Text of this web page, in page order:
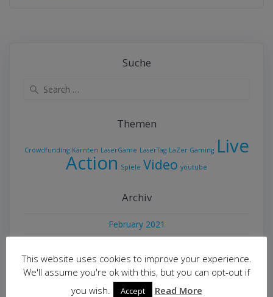
Suche
Themen
Crowdfunding Kärnten LaserGame LaserTag LaZer Gaming Live
Action Spiele Video youtube
Archiv
February 2021
May 2019
March 2019
This website uses cookies to improve your experience.
We'll assume you're ok with this, but you can opt-out if
you wish.
Accept Read More